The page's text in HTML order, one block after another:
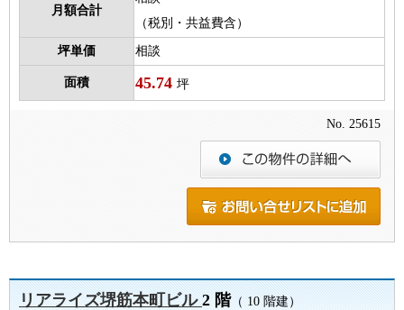
月額合計
（税別・共益費含）
坪単価 相談
面積 45.74 坪
No. 25615
リアライズ堺筋本町ビル2 階（ 10 階建）